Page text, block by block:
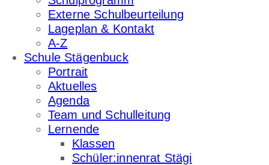
Externe Schulbeurteilung
Lageplan & Kontakt
A-Z
Schule Stägenbuck
Portrait
Aktuelles
Agenda
Team und Schulleitung
Lernende
Klassen
Schüler:innenrat Stägi